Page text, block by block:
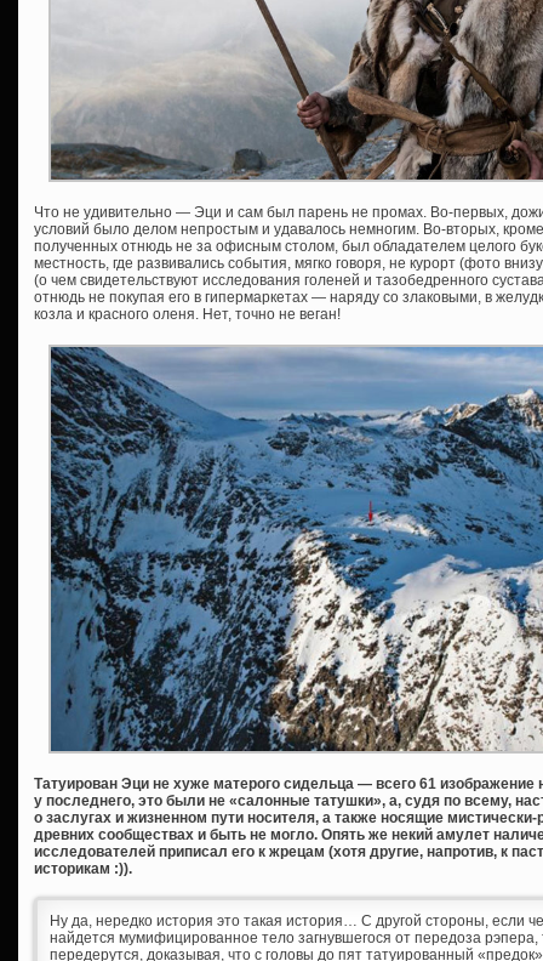
Что не удивительно — Эци и сам был парень не промах. Во-первых,
условий было делом непростым и удавалось немногим. Во-вторых,
полученных отнюдь не за офисным столом, был обладателем целого
местность, где развивались события, мягко говоря, не курорт (фото
(о чем свидетельствуют исследования голеней и тазобедренного
отнюдь не покупая его в гипермаркетах — наряду со злаковыми, в
козла и красного оленя. Нет, точно не веган!
Татуирован Эци не хуже матерого сидельца — всего 61 изображение
у последнего, это были не «салонные татушки», а, судя по всему,
о заслугах и жизненном пути носителя, а также носящие
древних сообществах и быть не могло. Опять же некий амулет
исследователей приписал его к жрецам (хотя другие, напротив, к
историкам :)).
Ну да, нередко история это такая история… С другой стороны, если
найдется мумифицированное тело загнувшегося от передоза
передерутся, доказывая, что с головы до пят татуированный